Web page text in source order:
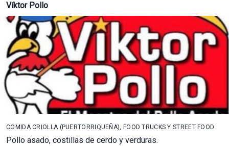
Víktor Pollo
COMIDA CRIOLLA (PUERTORRIQUEÑA), FOOD TRUCKS Y STREET FOOD
Pollo asado, costillas de cerdo y verduras.